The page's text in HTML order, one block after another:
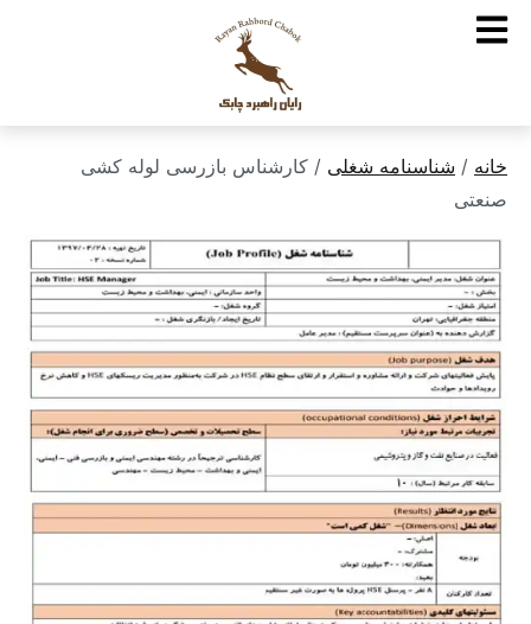
خانه / شناسنامه شغلی / کارشناس بازرسی لوله کشی
صنعتی